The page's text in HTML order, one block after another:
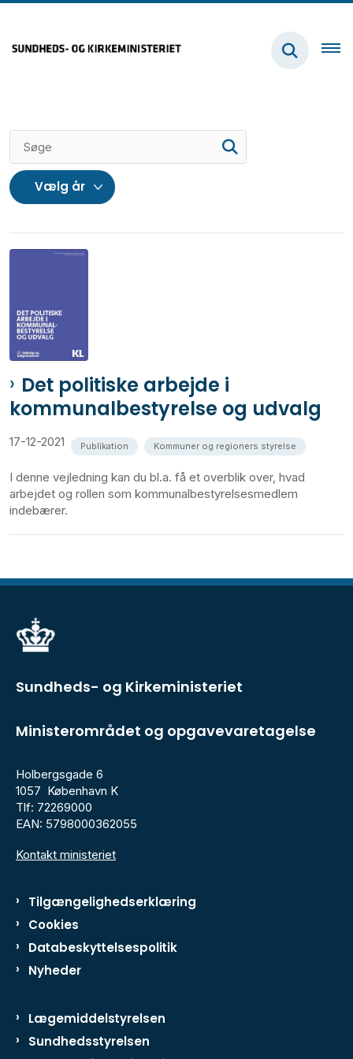
Det politiske arbejde i
kommunalbestyrelse og udvalg
17-12-2021 Publikation Kommuner og regioners styrelse
I denne vejledning kan du bl.a. få et overblik over, hvad
arbejdet og rollen som kommunalbestyrelsesmedlem
indebærer.
Sundheds- og Kirkeministeriet
Ministerområdet og opgavevaretagelse
Holbergsgade 6
1057 København K
Tlf: 72269000
EAN: 5798000362055
Kontakt ministeriet
Tilgængelighedserklæring
Cookies
Databeskyttelsespolitik
Nyheder
Lægemiddelstyrelsen
Sundhedsstyrelsen